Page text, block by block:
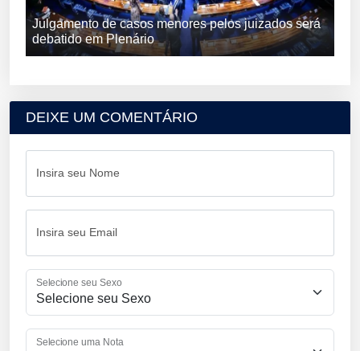
Julgamento de casos menores pelos juizados será
debatido em Plenário
DEIXE UM COMENTÁRIO
Insira seu Nome
Insira seu Email
Selecione seu Sexo
Selecione uma Nota